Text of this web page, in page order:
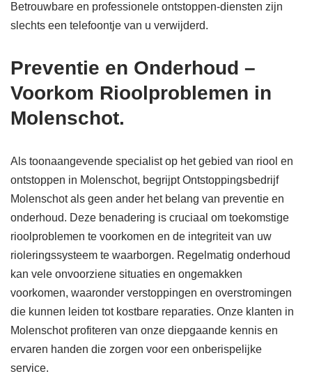
Betrouwbare en professionele ontstoppen-diensten zijn
slechts een telefoontje van u verwijderd.
Preventie en Onderhoud –
Voorkom Rioolproblemen in
Molenschot.
Als toonaangevende specialist op het gebied van riool en
ontstoppen in Molenschot, begrijpt Ontstoppingsbedrijf
Molenschot als geen ander het belang van preventie en
onderhoud. Deze benadering is cruciaal om toekomstige
rioolproblemen te voorkomen en de integriteit van uw
rioleringssysteem te waarborgen. Regelmatig onderhoud
kan vele onvoorziene situaties en ongemakken
voorkomen, waaronder verstoppingen en overstromingen
die kunnen leiden tot kostbare reparaties. Onze klanten in
Molenschot profiteren van onze diepgaande kennis en
ervaren handen die zorgen voor een onberispelijke
service.